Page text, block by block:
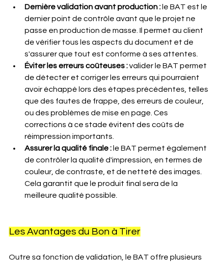
Dernière validation avant production : le BAT est le
dernier point de contrôle avant que le projet ne
passe en production de masse. Il permet au client
de vérifier tous les aspects du document et de
s'assurer que tout est conforme à ses attentes.
Éviter les erreurs coûteuses : valider le BAT permet
de détecter et corriger les erreurs qui pourraient
avoir échappé lors des étapes précédentes, telles
que des fautes de frappe, des erreurs de couleur,
ou des problèmes de mise en page. Ces
corrections à ce stade évitent des coûts de
réimpression importants.
Assurer la qualité finale : le BAT permet également
de contrôler la qualité d'impression, en termes de
couleur, de contraste, et de netteté des images.
Cela garantit que le produit final sera de la
meilleure qualité possible.
Les Avantages du Bon à Tirer
Outre sa fonction de validation, le BAT offre plusieurs